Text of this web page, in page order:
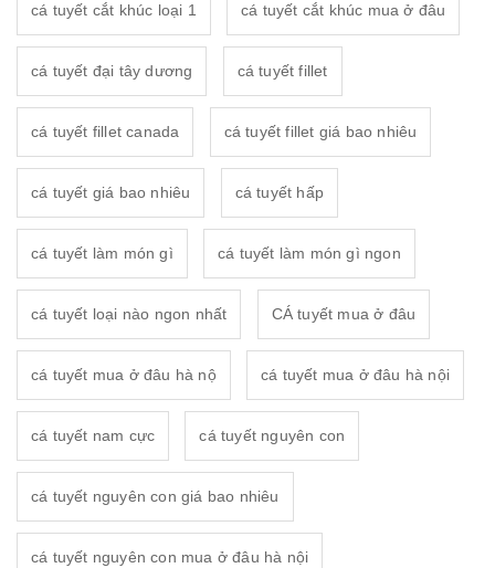
cá tuyết cắt khúc loại 1 cá tuyết cắt khúc mua ở đâu
cá tuyết đại tây dương cá tuyết fillet
cá tuyết fillet canada cá tuyết fillet giá bao nhiêu
cá tuyết giá bao nhiêu cá tuyết hấp
cá tuyết làm món gì cá tuyết làm món gì ngon
cá tuyết loại nào ngon nhất CÁ tuyết mua ở đâu
cá tuyết mua ở đâu hà nộ cá tuyết mua ở đâu hà nội
cá tuyết nam cực cá tuyết nguyên con
cá tuyết nguyên con giá bao nhiêu
cá tuyết nguyên con mua ở đâu hà nội